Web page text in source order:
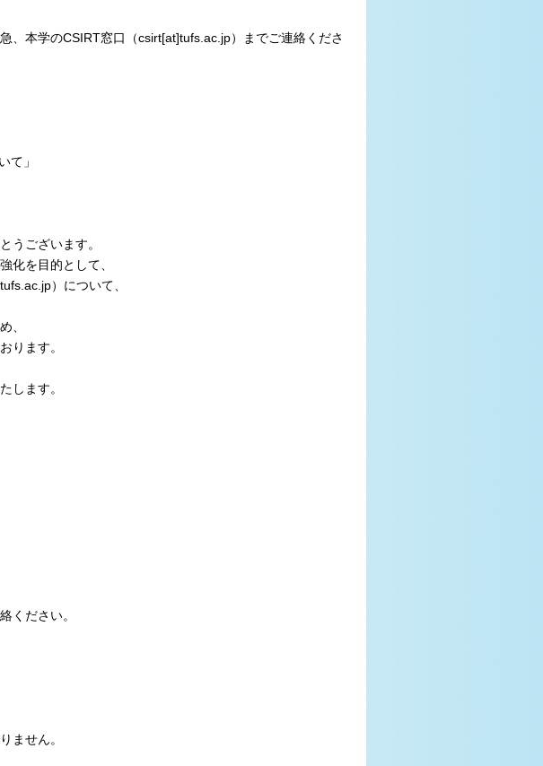
、本学のCSIRT窓口（csirt[at]tufs.ac.jp）までご連絡くださ
て」
うございます。
化を目的として、
）について、
、
ります。
します。
ください。
ません。